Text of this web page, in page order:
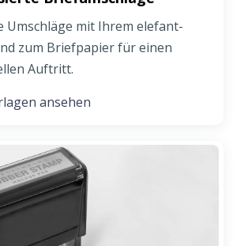
Umschläge mit Ihrem elefant-
zum Briefpapier für einen
Auftritt.
ansehen